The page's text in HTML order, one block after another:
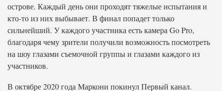
острове. Каждый день они проходят тяжелые испытания и
кто-то из них выбывает. В финал попадет только
сильнейший. У каждого участника есть камера Go Pro,
благодаря чему зрители получили возможность посмотреть
на шоу глазами съемочной группы и глазами каждого из
участников.
В октябре 2020 года Маркони покинул Первый канал.